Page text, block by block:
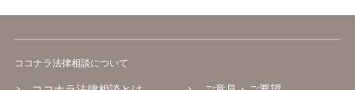
ココナラ法律相談について